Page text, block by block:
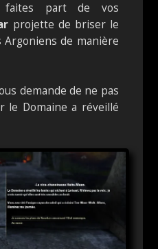
faites part de vos
projette de briser le
de manière
demande de ne pas
Domaine a réveillé